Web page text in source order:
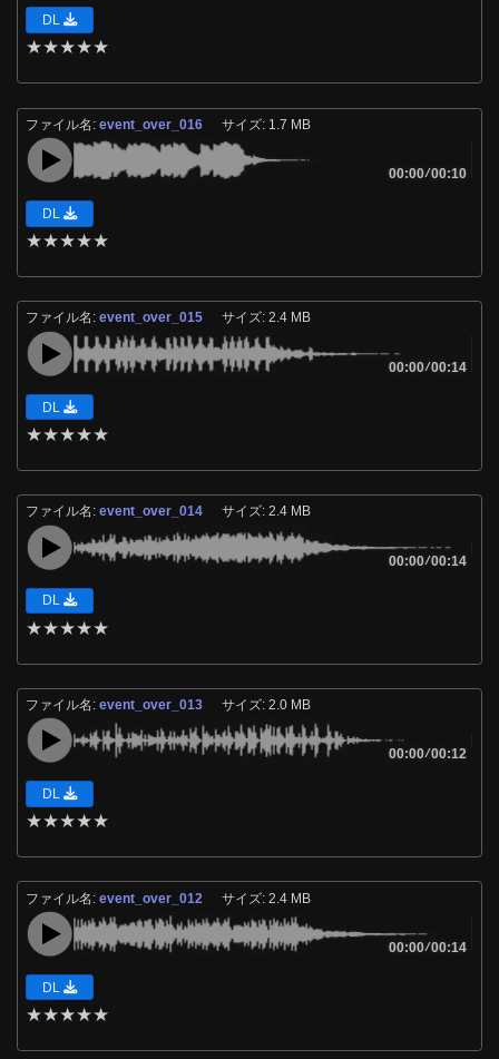
DL
★★★★★
ファイル名:event_over_016 サイズ: 1.7 MB
00:00/00:10
DL
★★★★★
ファイル名:event_over_015 サイズ: 2.4 MB
00:00/00:14
DL
★★★★★
ファイル名:event_over_014 サイズ: 2.4 MB
00:00/00:14
DL
★★★★★
ファイル名:event_over_013 サイズ: 2.0 MB
00:00/00:12
DL
★★★★★
ファイル名:event_over_012 サイズ: 2.4 MB
00:00/00:14
DL
★★★★★